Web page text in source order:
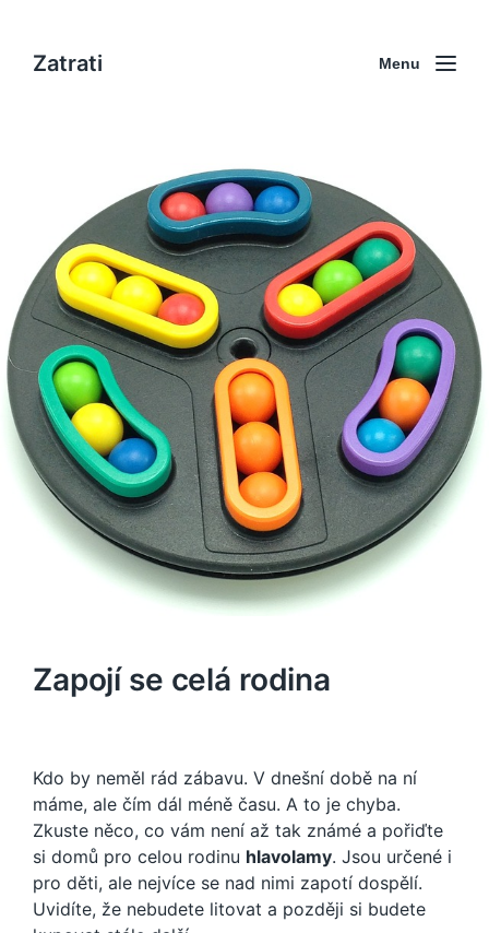
Zatrati Menu
Zapojí se celá rodina
Kdo by neměl rád zábavu. V dnešní době na ní
máme, ale čím dál méně času. A to je chyba.
Zkuste něco, co vám není až tak známé a pořiďte
si domů pro celou rodinu hlavolamy. Jsou určené i
pro děti, ale nejvíce se nad nimi zapotí dospělí.
Uvidíte, že nebudete litovat a později si budete